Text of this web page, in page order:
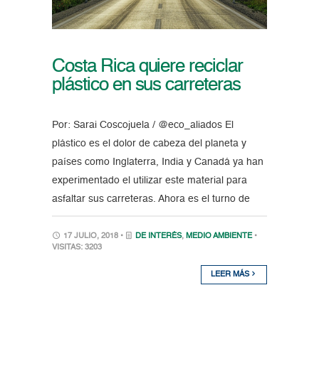
Costa Rica quiere reciclar
plástico en sus carreteras
Por: Sarai Coscojuela / @eco_aliados El
plástico es el dolor de cabeza del planeta y
países como Inglaterra, India y Canadá ya han
experimentado el utilizar este material para
asfaltar sus carreteras. Ahora es el turno de
17 JULIO, 2018 • DE INTERÉS, MEDIO AMBIENTE •
VISITAS: 3203
LEER MÁS